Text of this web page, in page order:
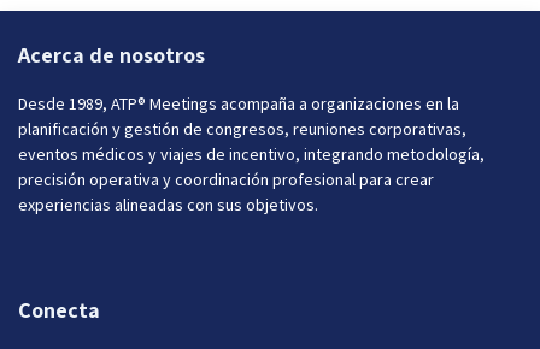
Acerca de nosotros
Desde 1989, ATP® Meetings acompaña a organizaciones en la
planificación y gestión de congresos, reuniones corporativas,
eventos médicos y viajes de incentivo, integrando metodología,
precisión operativa y coordinación profesional para crear
experiencias alineadas con sus objetivos.
Conecta